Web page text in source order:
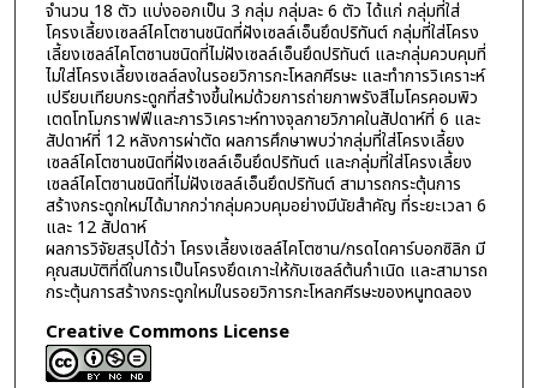
จำนวน 18 ตัว แบ่งออกเป็น 3 กลุ่ม กลุ่มละ 6 ตัว ได้แก่ กลุ่มที่ใส่
โครงเลี้ยงเซลล์ไคโตซานชนิดที่ฝังเซลล์เอ็นยึดปริทันต์ กลุ่มที่ใส่โครง
เลี้ยงเซลล์ไคโตซานชนิดที่ไม่ฝังเซลล์เอ็นยึดปริทันต์ และกลุ่มควบคุมที่
ไม่ใส่โครงเลี้ยงเซลล์ลงในรอยวิการกะโหลกศีรษะ และทำการวิเคราะห์
เปรียบเทียบกระดูกที่สร้างขึ้นใหม่ด้วยการถ่ายภาพรังสีไมโครคอมพิว
เตดโทโมกราฟฟีและการวิเคราะห์ทางจุลกายวิภาคในสัปดาห์ที่ 6 และ
สัปดาห์ที่ 12 หลังการผ่าตัด ผลการศึกษาพบว่ากลุ่มที่ใส่โครงเลี้ยง
เซลล์ไคโตซานชนิดที่ฝังเซลล์เอ็นยึดปริทันต์ และกลุ่มที่ใส่โครงเลี้ยง
เซลล์ไคโตซานชนิดที่ไม่ฝังเซลล์เอ็นยึดปริทันต์ สามารถกระตุ้นการ
สร้างกระดูกใหม่ได้มากกว่ากลุ่มควบคุมอย่างมีนัยสำคัญ ที่ระยะเวลา 6
และ 12 สัปดาห์
ผลการวิจัยสรุปได้ว่า โครงเลี้ยงเซลล์ไคโตซาน/กรดไดคาร์บอกซิลิก มี
คุณสมบัติที่ดีในการเป็นโครงยึดเกาะให้กับเซลล์ต้นกำเนิด และสามารถ
กระตุ้นการสร้างกระดูกใหม่ในรอยวิการกะโหลกศีรษะของหนูทดลอง
Creative Commons License